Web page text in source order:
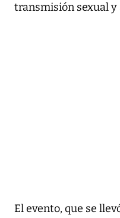
transmisión sexual y
El evento, que se